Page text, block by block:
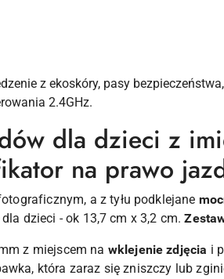
z ekoskóry, pasy
2.4GHz.
dla dzieci z
na prawo
a z tyłu podklejane
dzieci - ok 13,7 cm x 3,2 cm.
z miejscem na wklejenie zdjęcia i
która zaraz się zniszczy lub